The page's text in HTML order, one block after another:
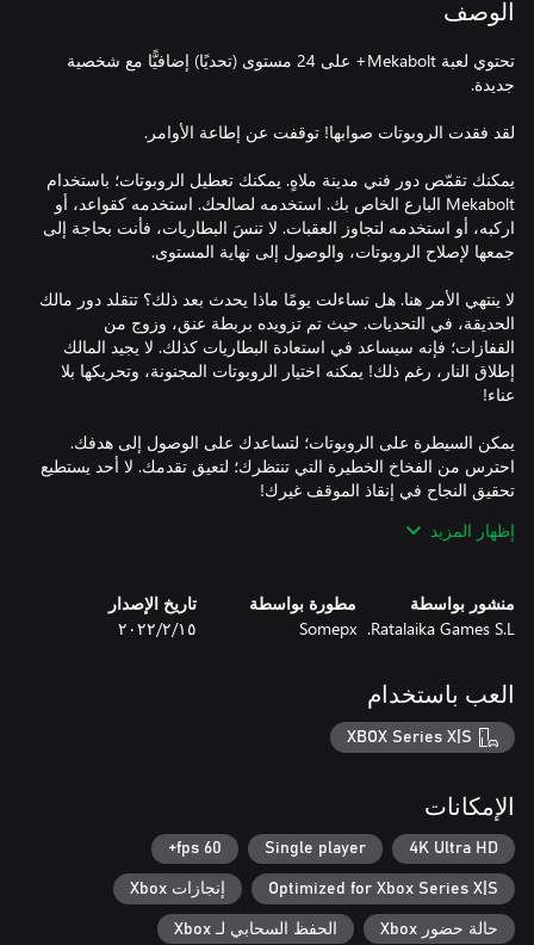
الوصف
تحتوي لعبة Mekabolt+ على 24 مستوى (تحديًا) إضافيًّا مع شخصية
يمكنك تقمّص دور فني مدينة ملاهٍ. يمكنك تعطيل الروبوتات؛ باستخدام
Mekabolt البارع الخاص بك. استخدمه لصالحك. استخدمه كقواعد، أو
اركبه، أو استخدمه لتجاوز العقبات. لا تنسَ البطاريات، فأنت بحاجة إلى
لا ينتهي الأمر هنا. هل تساءلت يومًا ماذا يحدث بعد ذلك؟ تتقلد دور مالك
الحديقة، في التحديات. حيث تم تزويده بربطة عنق، وزوج من
القفازات؛ فإنه سيساعد في استعادة البطاريات كذلك. لا يجيد المالك
إطلاق النار، رغم ذلك! يمكنه اختيار الروبوتات المجنونة، وتحريكها بلا
يمكن السيطرة على الروبوتات؛ لتساعدك على الوصول إلى هدفك.
احترس من الفخاخ الخطيرة التي تنتظرك؛ لتعيق تقدمك. لا أحد يستطيع
* التحديات مفتوحة منذ البداية
إظهار المزيد
منشور بواسطة
Ratalaika Games S.L.
مطورة بواسطة
Somepx
تاريخ الإصدار
١٥‏/٢‏/٢٠٢٢
العب باستخدام
XBOX Series X|S
الإمكانات
4K Ultra HD
Single player
60 fps+
Optimized for Xbox Series X|S إنجازات Xbox
حالة حضور Xbox الحفظ السحابي لـ Xbox